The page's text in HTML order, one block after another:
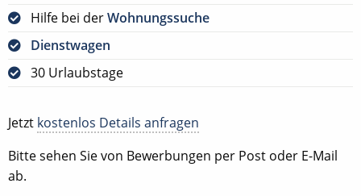
Hilfe bei derWohnungssuche
Dienstwagen
30 Urlaubstage
Jetzt kostenlos Details anfragen
Bitte sehen Sie von Bewerbungen per Post oder E-Mail
ab.